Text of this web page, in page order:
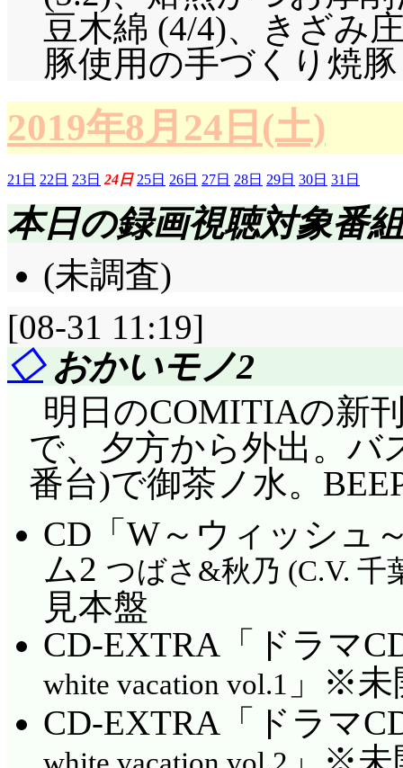
豆木綿 (4/4)、きざみ
豚使用の手づくり焼豚
2019年8月24日(土)
21日 22日 23日 24日 25日 26日 27日 28日 29日 30日 31日
本日の録画視聴対象番組
(未調査)
[08-31 11:19]
◇おかいモノ2
明日のCOMITIAの新
で、夕方から外出。バ
番台)で御茶ノ水。
CD「W～ウィッシュ
ム2 つばさ&秋乃 (C.V. 千
見本盤
CD-EXTRA「ドラマ
white vacation vol.1 」※未
CD-EXTRA「ドラマ